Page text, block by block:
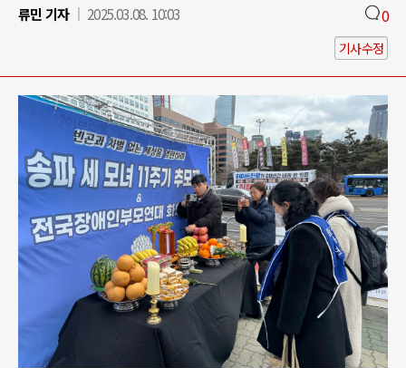
류민 기자
2025.03.08. 10:03 0
기사수정